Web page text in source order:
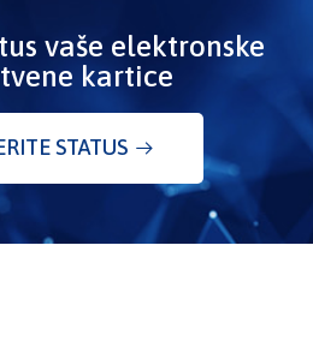
vaše elektronske
kartice
STATUS